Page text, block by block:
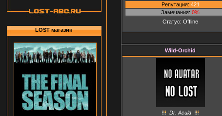
LOST магазин
Репутация: 421
Замечания: 0%
Статус: Offline
Wild-Orchid
Dr. Acula